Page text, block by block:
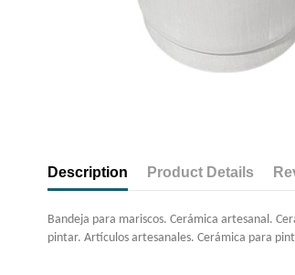
Description Product Details
Bandeja para mariscos. Cerámica artesanal.
pintar. Artículos artesanales. Cerámica para